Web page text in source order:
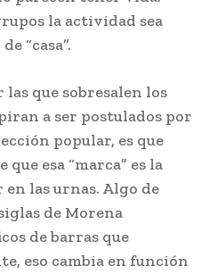
la actividad sea
“casa”.
las que sobresalen los
a ser postulados por
popular, es que
esa “marca” es la
las urnas. Algo de
de Morena
de barras que
eso cambia en función